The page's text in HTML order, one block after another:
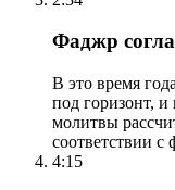
Фаджр
В это время
под горизонт,
молитвы
соответствии
4:15